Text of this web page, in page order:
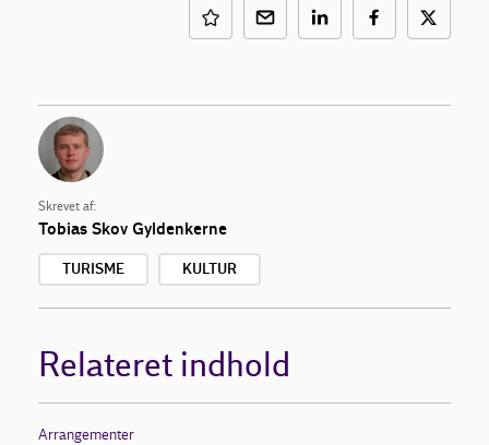
Skrevet af:
Tobias Skov Gyldenkerne
TURISME KULTUR
Relateret indhold
Arrangementer